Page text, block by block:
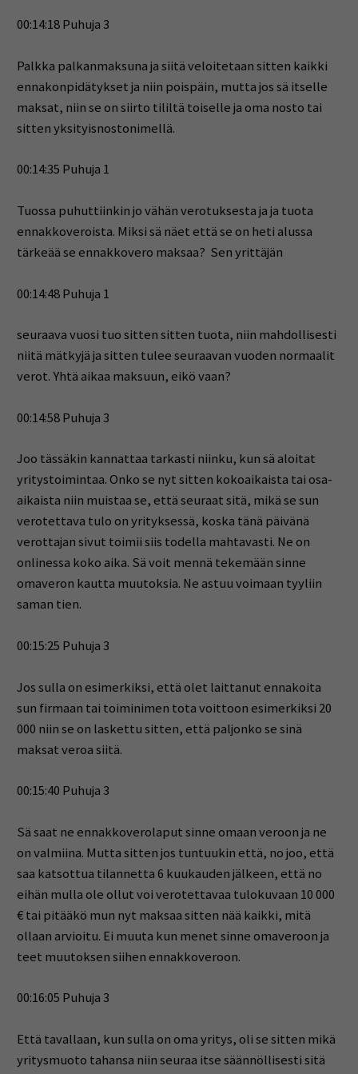
00:14:18 Puhuja 3
Palkka palkanmaksuna ja siitä veloitetaan sitten kaikki
ennakonpidätykset ja niin poispäin, mutta jos sä itselle
maksat, niin se on siirto tililtä toiselle ja oma nosto tai
sitten yksityisnostonimellä.
00:14:35 Puhuja 1
Tuossa puhuttiinkin jo vähän verotuksesta ja ja tuota
ennakkoveroista. Miksi sä näet että se on heti alussa
tärkeää se ennakkovero maksaa? Sen yrittäjän
00:14:48 Puhuja 1
seuraava vuosi tuo sitten sitten tuota, niin mahdollisesti
niitä mätkyjä ja sitten tulee seuraavan vuoden normaalit
verot. Yhtä aikaa maksuun, eikö vaan?
00:14:58 Puhuja 3
Joo tässäkin kannattaa tarkasti niinku, kun sä aloitat
yritystoimintaa. Onko se nyt sitten kokoaikaista tai osa-
aikaista niin muistaa se, että seuraat sitä, mikä se sun
verotettava tulo on yrityksessä, koska tänä päivänä
verottajan sivut toimii siis todella mahtavasti. Ne on
onlinessa koko aika. Sä voit mennä tekemään sinne
omaveron kautta muutoksia. Ne astuu voimaan tyyliin
saman tien.
00:15:25 Puhuja 3
Jos sulla on esimerkiksi, että olet laittanut ennakoita
sun firmaan tai toiminimen tota voittoon esimerkiksi 20
000 niin se on laskettu sitten, että paljonko se sinä
maksat veroa siitä.
00:15:40 Puhuja 3
Sä saat ne ennakkoverolaput sinne omaan veroon ja ne
on valmiina. Mutta sitten jos tuntuukin että, no joo, että
saa katsottua tilannetta 6 kuukauden jälkeen, että no
eihän mulla ole ollut voi verotettavaa tulokuvaan 10 000
€ tai pitääkö mun nyt maksaa sitten nää kaikki, mitä
ollaan arvioitu. Ei muuta kun menet sinne omaveroon ja
teet muutoksen siihen ennakkoveroon.
00:16:05 Puhuja 3
Että tavallaan, kun sulla on oma yritys, oli se sitten mikä
yritysmuoto tahansa niin seuraa itse säännöllisesti sitä